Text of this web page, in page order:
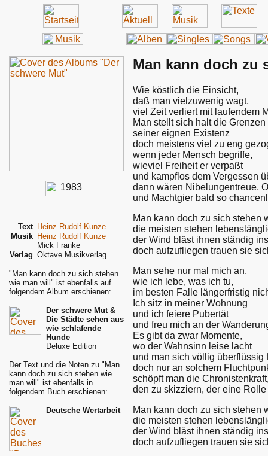
Text Heinz Rudolf Kunze
Musik Heinz Rudolf Kunze
Mick Franke
Verlag Oktave Musikverlag
"Man kann doch zu sich stehen
wie man will" ist ebenfalls auf
folgendem Album erschienen:
Der schwere Mut &
Die Städte sehen aus
wie schlafende
Hunde
Deluxe Edition
Der Text und die Noten zu "Man
kann doch zu sich stehen wie
man will" ist ebenfalls in
folgendem Buch erschienen:
Deutsche Wertarbeit
Man kann doch zu
Wie köstlich die Einsicht,
daß man vielzuwenig wagt,
viel Zeit verliert mit laufendem
Man stellt sich halt die Grenzen
seiner eignen Existenz
doch meistens viel zu eng
wenn jeder Mensch begriffe,
wieviel Freiheit er verpaßt
und kampflos dem Vergessen
dann wären Nibelungentreue,
und Machtgier bald so
Man kann doch zu sich stehen
die meisten stehen
der Wind bläst ihnen ständig
doch aufzufliegen trauen sie
Man sehe nur mal mich an,
wie ich lebe, was ich tu,
im besten Falle längerfristig
Ich sitz in meiner Wohnung
und ich feiere Pubertät
und freu mich an der
Es gibt da zwar Momente,
wo der Wahnsinn leise lacht
und man sich völlig überflüssig
doch nur an solchem
schöpft man die
den zu skizziern, der eine
Man kann doch zu sich stehen
die meisten stehen
der Wind bläst ihnen ständig
doch aufzufliegen trauen sie